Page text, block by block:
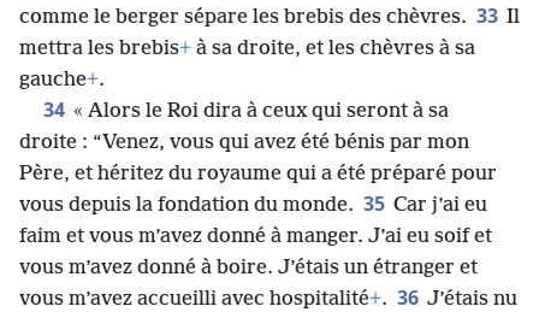
comme le berger sépare les brebis des chèvres. 33 Il
mettra les brebis+ à sa droite, et les chèvres à sa
gauche+.
34 « Alors le Roi dira à ceux qui seront à sa
droite : “Venez, vous qui avez été bénis par mon
Père, et héritez du royaume qui a été préparé pour
vous depuis la fondation du monde. 35 Car j’ai eu
faim et vous m’avez donné à manger. J’ai eu soif et
vous m’avez donné à boire. J’étais un étranger et
vous m’avez accueilli avec hospitalité+. 36 J’étais nu